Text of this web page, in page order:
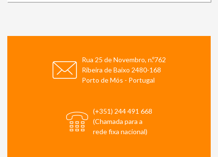
Rua 25 de Novembro, n.º762
Ribeira de Baixo 2480-168
Porto de Mós - Portugal
(+351) 244 491 668
(Chamada para a
rede fixa nacional)